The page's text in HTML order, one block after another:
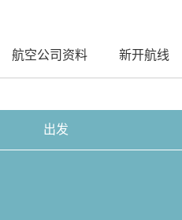
航空公司资料 新开航线
出发